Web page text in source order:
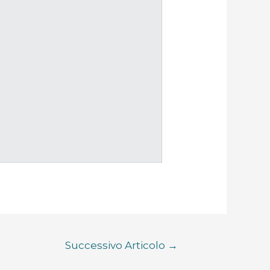
Successivo Articolo →